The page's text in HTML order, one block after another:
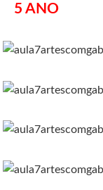
5 ANO